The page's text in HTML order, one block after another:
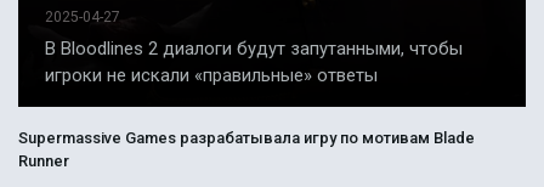
2025-04-27
В Bloodlines 2 диалоги будут запутанными, чтобы
игроки не искали «правильные» ответы
Supermassive Games разрабатывала игру по мотивам Blade
Runner